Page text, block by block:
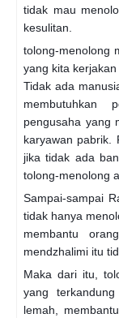
tidak mau
kesulitan.
tolong-menolong
yang kita
Tidak ada
membutuhkan
pengusaha yang
karyawan pabrik.
jika tidak ada
tolong-menolong
Sampai-sampai
tidak hanya
membantu
mendzhalimi itu
Maka dari itu,
yang
lemah,